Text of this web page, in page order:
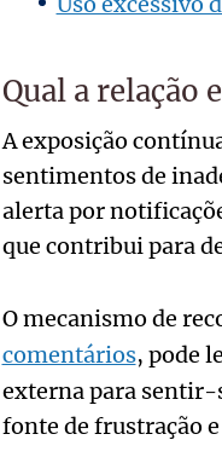
Qual a relação
A exposição
sentimentos de
alerta por
que contribui para
O mecanismo de
comentários, pode
externa para sentir-
fonte de frustração